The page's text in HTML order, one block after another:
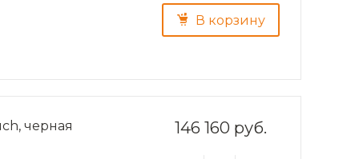
В корзину
146 160 руб.
черная